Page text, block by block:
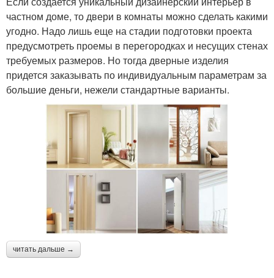
частном доме, то двери в комнаты можно сделать какими
угодно. Надо лишь еще на стадии подготовки проекта
предусмотреть проемы в перегородках и несущих стенах
требуемых размеров. Но тогда дверные изделия
придется заказывать по индивидуальным параметрам за
большие деньги, нежели стандартные варианты.
читать дальше →